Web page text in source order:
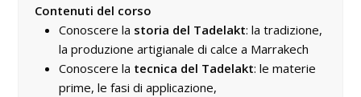
Contenuti del corso
Conoscere la storia del Tadelakt: la tradizione,
la produzione artigianale di calce a Marrakech
Conoscere la tecnica del Tadelakt: le materie
prime, le fasi di applicazione,